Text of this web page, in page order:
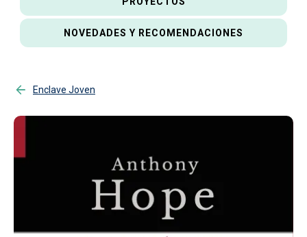
NOVEDADES Y RECOMENDACIONES
Enclave Joven